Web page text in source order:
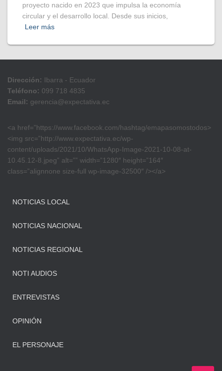
proyecto nacido en 2023 que impulsa la economía
circular y el desarrollo local. Desde sus inicios,
Leer más
Dirección: Ibarra - Ecuador
Teléfono: 099 718 4835
Email: gerencia@expectativa.ec
<a href=”https://www.facebook.com/hashtag/emapasomostodos>
<img src=”http://www.expectativa.ec/wp-
content/uploads/2021/10/WhatsApp-Image-2021-10-08-at-
10.45.12-8.jpeg” alt=”” width=”1280″ height=”164″
class=”alignnone size-full wp-image-32500″ /></a>
NOTICIAS LOCAL
NOTICIAS NACIONAL
NOTICIAS REGIONAL
NOTI AUDIOS
ENTREVISTAS
OPINIÓN
EL PERSONAJE